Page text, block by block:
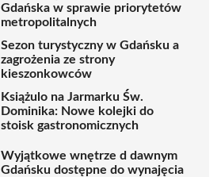
Gdańska w sprawie priorytetów
metropolitalnych
Sezon turystyczny w Gdańsku a
zagrożenia ze strony
kieszonkowców
Książulo na Jarmarku Św.
Dominika: Nowe kolejki do
stoisk gastronomicznych
Wyjątkowe wnętrze d dawnym
Gdańsku dostępne do wynajęcia